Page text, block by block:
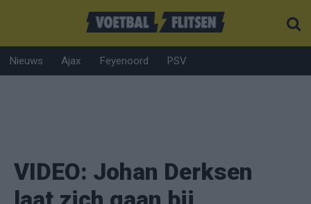
Nieuws Ajax Feyenoord PSV
VIDEO: Johan Derksen